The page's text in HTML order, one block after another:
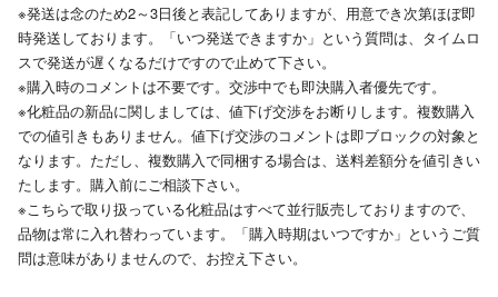
※発送は念のため2～3日後と表記してありますが、用意でき次第ほぼ即
時発送しております。「いつ発送できますか」という質問は、タイムロ
スで発送が遅くなるだけですので止めて下さい。
※購入時のコメントは不要です。交渉中でも即決購入者優先です。
※化粧品の新品に関しましては、値下げ交渉をお断りします。複数購入
での値引きもありません。値下げ交渉のコメントは即ブロックの対象と
なります。ただし、複数購入で同梱する場合は、送料差額分を値引きい
たします。購入前にご相談下さい。
※こちらで取り扱っている化粧品はすべて並行販売しておりますので、
品物は常に入れ替わっています。「購入時期はいつですか」というご質
問は意味がありませんので、お控え下さい。